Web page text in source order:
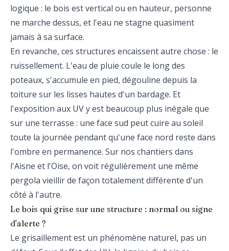
logique : le bois est vertical ou en hauteur, personne
ne marche dessus, et l'eau ne stagne quasiment
jamais à sa surface.
En revanche, ces structures encaissent autre chose : le
ruissellement. L'eau de pluie coule le long des
poteaux, s'accumule en pied, dégouline depuis la
toiture sur les lisses hautes d'un bardage. Et
l'exposition aux UV y est beaucoup plus inégale que
sur une terrasse : une face sud peut cuire au soleil
toute la journée pendant qu'une face nord reste dans
l'ombre en permanence. Sur nos chantiers dans
l'Aisne et l'Oise, on voit régulièrement une même
pergola vieillir de façon totalement différente d'un
côté à l'autre.
Le bois qui grise sur une structure : normal ou signe
d'alerte ?
Le grisaillement est un phénomène naturel, pas un